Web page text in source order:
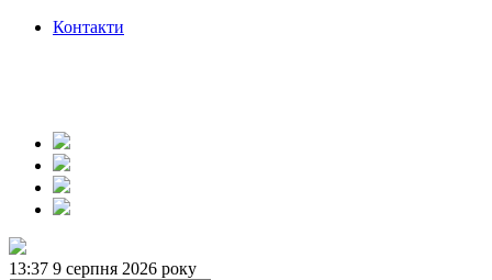
Контакти
13:37 9 серпня 2026 року